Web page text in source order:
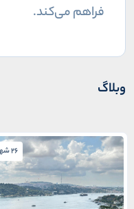
فراهم می‌کند.
وبلاگ
26 شهریور 1404